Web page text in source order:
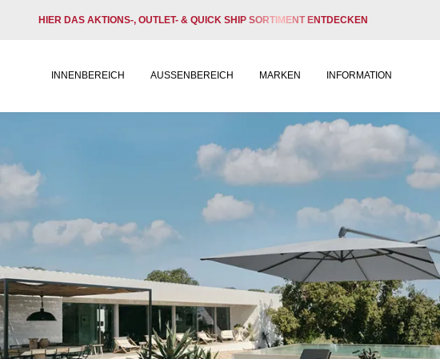
HIER DAS AKTIONS-, OUTLET- & QUICK SHIP SORTIMENT ENTDECKEN
INNENBEREICH AUSSENBEREICH MARKEN INFORMATION